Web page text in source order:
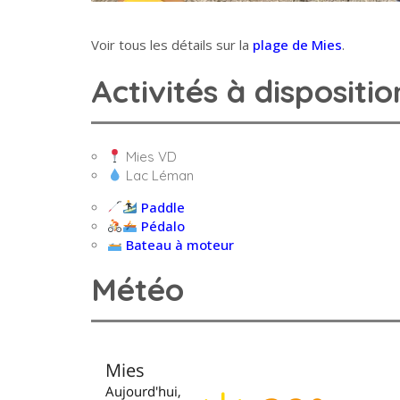
Voir tous les détails sur la plage de Mies.
Activités à
Mies VD
Lac Léman
Paddle
Pédalo
Bateau à moteur
Météo